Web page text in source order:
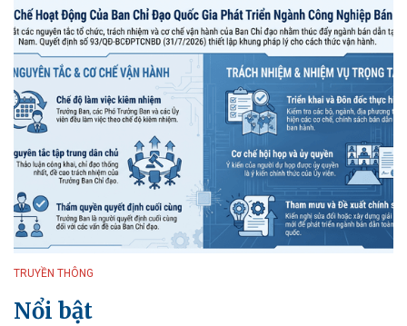
TRUYỀN THÔNG
Nổi bật